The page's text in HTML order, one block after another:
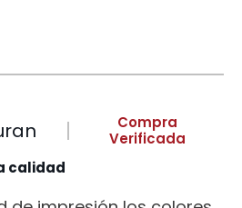
Compra
Verificada
calidad